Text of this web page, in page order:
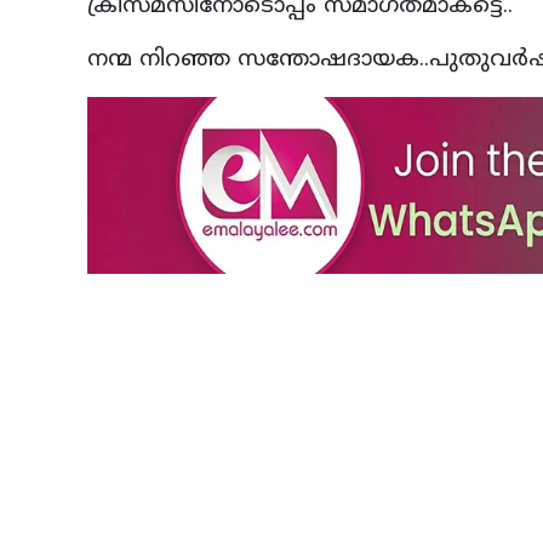
ക്രിസ്മസിനോടൊപ്പം സമാഗതമാകട്ടെ..
നന്മ നിറഞ്ഞ